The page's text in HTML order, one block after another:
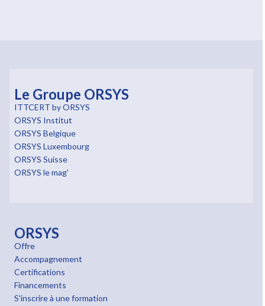
Le Groupe ORSYS
ITTCERT by ORSYS
ORSYS Institut
ORSYS Belgique
ORSYS Luxembourg
ORSYS Suisse
ORSYS le mag'
ORSYS
Offre
Accompagnement
Certifications
Financements
S'inscrire à une formation